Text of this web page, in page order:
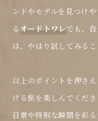
ンドやモデルを見つけ
る オードトワレでも、
は、やはり試してみるこ
以上のポイントを押さ
ける旅を楽しんでくださ
日常や特別な瞬間を彩